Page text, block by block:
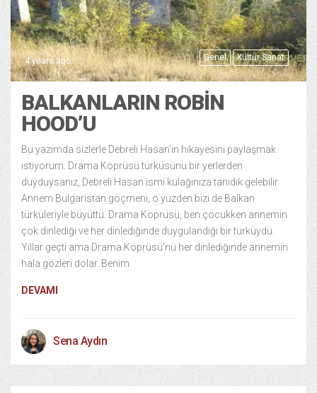
Genel Kültür Sanat
4 years ago
BALKANLARIN ROBIN
HOOD’U
Bu yazımda sizlerle Debreli Hasan’ın hikayesini paylaşmak
istiyorum. Drama Köprüsü türküsünü bir yerlerden
duyduysanız, Debreli Hasan ismi kulağınıza tanıdık gelebilir.
Annem Bulgaristan göçmeni, o yüzden bizi de Balkan
türküleriyle büyüttü. Drama Köprüsü, ben çocukken annemin
çok dinlediği ve her dinlediğinde duygulandığı bir türküydü.
Yıllar geçti ama Drama Köprüsü’nü her dinlediğinde annemin
hala gözleri dolar. Benim
DEVAMI
Sena Aydın